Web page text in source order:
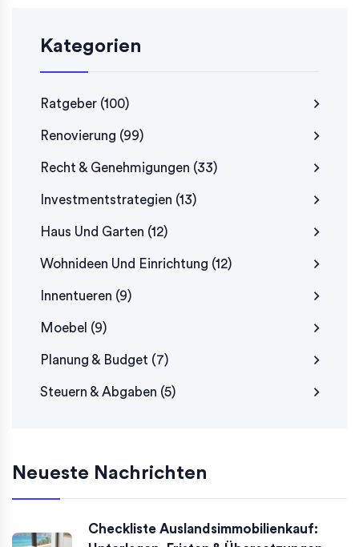
Kategorien
Ratgeber (100)
Renovierung (99)
Recht & Genehmigungen (33)
Investmentstrategien (13)
Haus Und Garten (12)
Wohnideen Und Einrichtung (12)
Innentueren (9)
Moebel (9)
Planung & Budget (7)
Steuern & Abgaben (5)
Neueste Nachrichten
Checkliste Auslandsimmobilienkauf: